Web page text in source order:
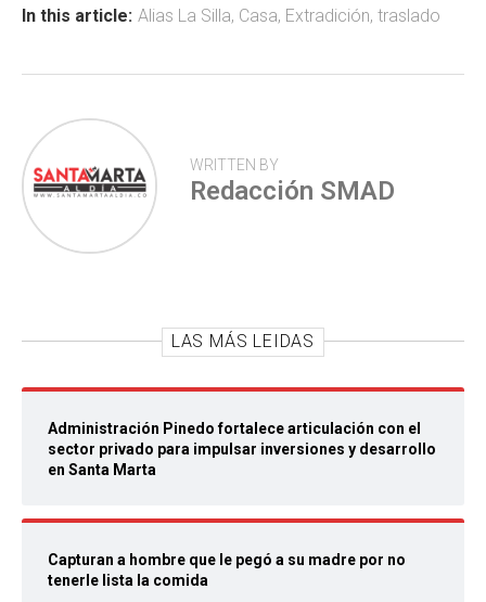
ok p
tir
In this article: Alias La Silla, Casa, Extradición, traslado
WRITTEN BY
Redacción SMAD
LAS MÁS LEIDAS
Administración Pinedo fortalece articulación con el
sector privado para impulsar inversiones y desarrollo
en Santa Marta
Capturan a hombre que le pegó a su madre por no
tenerle lista la comida